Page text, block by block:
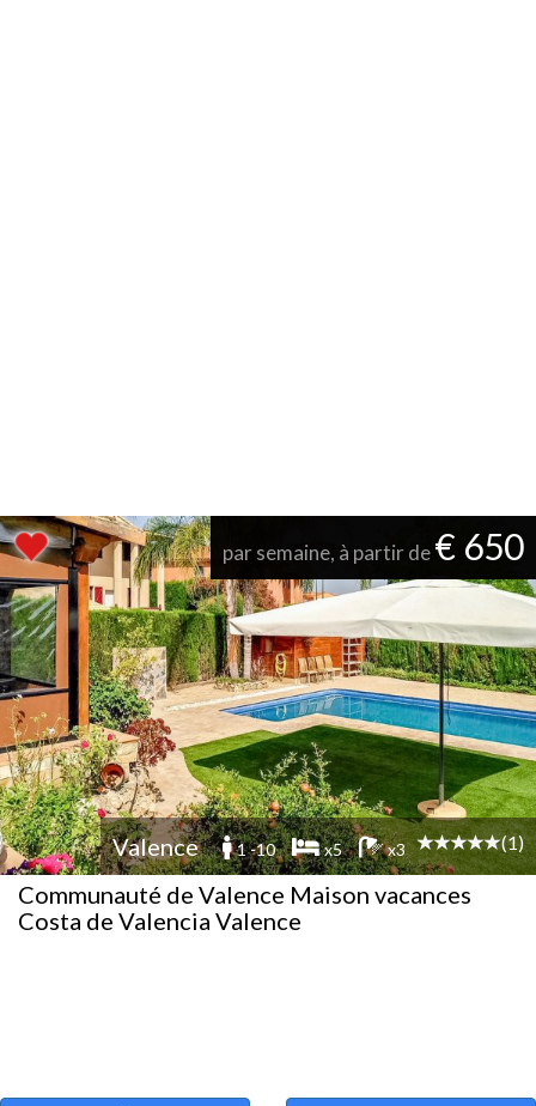
par semaine, à partir de€ 650
Valence 1 -10 x5 x3 (1)
Communauté de Valence Maison vacances
Costa de Valencia Valence